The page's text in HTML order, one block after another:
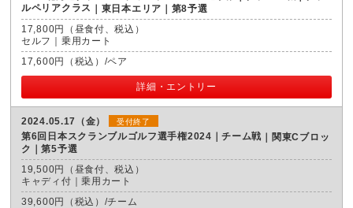
ルペリアクラス
東日本エリア｜第8予選
17,800円（昼食付、税込）
セルフ｜乗用カート
17,600円（税込）/ペア
詳細・エントリー
2024.05.17（金） 受付終了
第6回日本スクランブルゴルフ選手権2024｜チーム戦
関東Cブロッ
ク｜第5予選
19,500円（昼食付、税込）
キャディ付｜乗用カート
39,600円（税込）/チーム